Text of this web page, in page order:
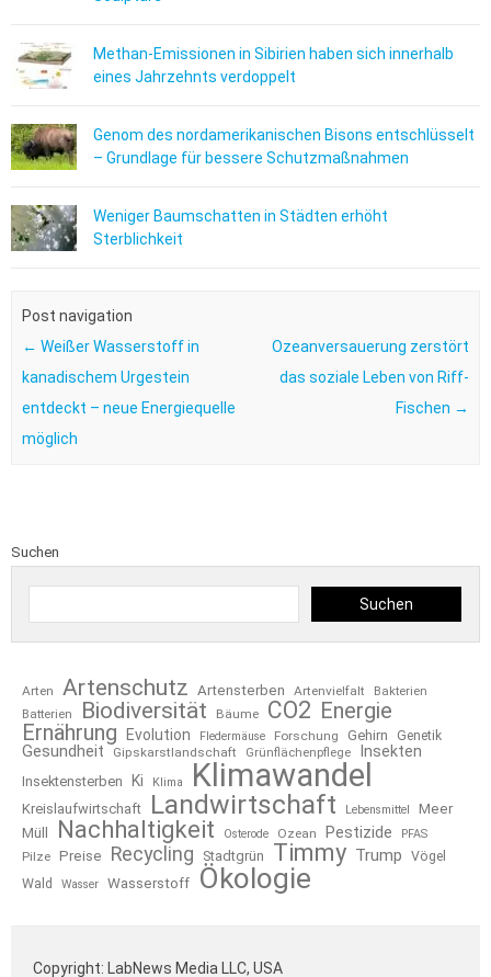
Methan-Emissionen in Sibirien haben sich innerhalb
eines Jahrzehnts verdoppelt
Genom des nordamerikanischen Bisons entschlüsselt
– Grundlage für bessere Schutzmaßnahmen
Weniger Baumschatten in Städten erhöht
Sterblichkeit
Post navigation
← Weißer Wasserstoff in
kanadischem Urgestein
entdeckt – neue Energiequelle
möglich
Ozeanversauerung zerstört
das soziale Leben von Riff-
Fischen →
Suchen
Suchen
Arten Artenschutz Artensterben Artenvielfalt
Bakterien
Batterien
Biodiversität Bäume CO2 Energie
Ernährung
Evolution Fledermäuse Forschung Gehirn Genetik
Gesundheit Gipskarstlandschaft Grünflächenpflege Insekten
Insektensterben Ki Klima Klimawandel
Kreislaufwirtschaft Landwirtschaft Lebensmittel
Meer
Müll
Nachhaltigkeit Osterode Ozean Pestizide PFAS
Pilze Preise Recycling Stadtgrün Timmy Trump
Vögel
Wald
Wasser Wasserstoff Ökologie
Copyright: LabNews Media LLC, USA